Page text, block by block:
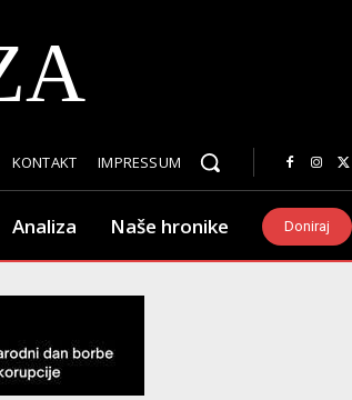
KONTAKT IMPRESSUM
Analiza Naše hronike Doniraj